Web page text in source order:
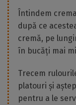
Întindem
după ce
cremă, pe
în bucăți mai
Trecem
platouri și
pentru a le